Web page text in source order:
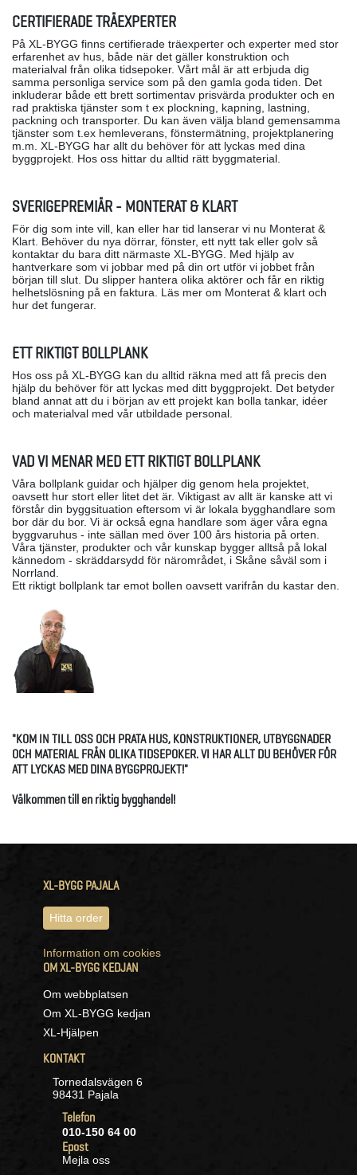
CERTIFIERADE TRÄEXPERTER
På XL-BYGG finns certifierade träexperter och experter med stor
erfarenhet av hus, både när det gäller konstruktion och
materialval från olika tidsepoker. Vårt mål är att erbjuda dig
samma personliga service som på den gamla goda tiden. Det
inkluderar både ett brett sortimentav prisvärda produkter och en
rad praktiska tjänster som t ex plockning, kapning, lastning,
packning och transporter. Du kan även välja bland gemensamma
tjänster som t.ex hemleverans, fönstermätning, projektplanering
m.m. XL-BYGG har allt du behöver för att lyckas med dina
byggprojekt. Hos oss hittar du alltid rätt byggmaterial.
SVERIGEPREMIÄR - MONTERAT & KLART
För dig som inte vill, kan eller har tid lanserar vi nu Monterat &
Klart. Behöver du nya dörrar, fönster, ett nytt tak eller golv så
kontaktar du bara ditt närmaste XL-BYGG. Med hjälp av
hantverkare som vi jobbar med på din ort utför vi jobbet från
början till slut. Du slipper hantera olika aktörer och får en riktig
helhetslösning på en faktura. Läs mer om Monterat & klart och
hur det fungerar.
ETT RIKTIGT BOLLPLANK
Hos oss på XL-BYGG kan du alltid räkna med att få precis den
hjälp du behöver för att lyckas med ditt byggprojekt. Det betyder
bland annat att du i början av ett projekt kan bolla tankar, idéer
och materialval med vår utbildade personal.
VAD VI MENAR MED ETT RIKTIGT BOLLPLANK
Våra bollplank guidar och hjälper dig genom hela projektet,
oavsett hur stort eller litet det är. Viktigast av allt är kanske att vi
förstår din byggsituation eftersom vi är lokala bygghandlare som
bor där du bor. Vi är också egna handlare som äger våra egna
byggvaruhus - inte sällan med över 100 års historia på orten.
Våra tjänster, produkter och vår kunskap bygger alltså på lokal
kännedom - skräddarsydd för närområdet, i Skåne såväl som i
Norrland.
Ett riktigt bollplank tar emot bollen oavsett varifrån du kastar den.
"KOM IN TILL OSS OCH PRATA HUS, KONSTRUKTIONER, UTBYGGNADER
OCH MATERIAL FRÅN OLIKA TIDSEPOKER. VI HAR ALLT DU BEHÖVER FÖR
ATT LYCKAS MED DINA BYGGPROJEKT!"
Välkommen till en riktig bygghandel!
XL-BYGG PAJALA
Hitta order
Information om cookies
OM XL-BYGG KEDJAN
Om webbplatsen
Om XL-BYGG kedjan
XL-Hjälpen
KONTAKT
Tornedalsvägen 6
98431 Pajala
Telefon
010-150 64 00
Epost
Mejla oss